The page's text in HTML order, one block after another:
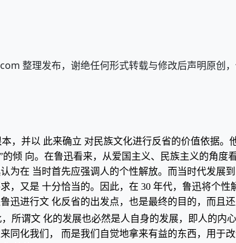
整理发布，谢绝任何形式转载与修改后声明原创
，并以 此来确立 对民族文化进行反省的价值依据。
倾 向。在鲁迅看来，从爱国主义、民族主义的角度
在 当时首先应强调人的个性解放。而当时代发展
又是 十分恰当的。因此，在 30 年代，鲁迅将个
进行文 化反省的出发点，也是最终的目的，而且
所谓文 化的发展也必然是人自身的发展，即人的内
化我们， 而是我们自觉地拿来有益的东西，用于